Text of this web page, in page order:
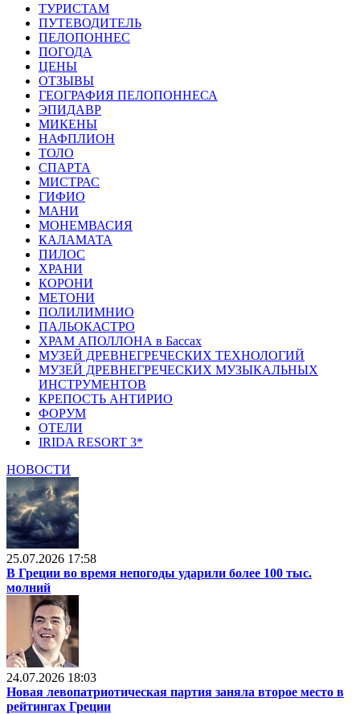
ТУРИСТАМ
ПУТЕВОДИТЕЛЬ
ПЕЛОПОННЕС
ПОГОДА
ЦЕНЫ
ОТЗЫВЫ
ГЕОГРАФИЯ ПЕЛОПОННЕСА
ЭПИДАВР
МИКЕНЫ
НАФПЛИОН
ТОЛО
СПАРТА
МИСТРАС
ГИФИО
МАНИ
МОНЕМВАСИЯ
КАЛАМАТА
ПИЛОС
ХРАНИ
КОРОНИ
МЕТОНИ
ПОЛИЛИМНИО
ПАЛЬОКАСТРО
ХРАМ АПОЛЛОНА в Бассах
МУЗЕЙ ДРЕВНЕГРЕЧЕСКИХ ТЕХНОЛОГИЙ
МУЗЕЙ ДРЕВНЕГРЕЧЕСКИХ МУЗЫКАЛЬНЫХ
ИНСТРУМЕНТОВ
КРЕПОСТЬ АНТИРИО
ФОРУМ
ОТЕЛИ
IRIDA RESORT 3*
НОВОСТИ
25.07.2026 17:58
В Греции во время непогоды ударили более 100 тыс.
молний
24.07.2026 18:03
Новая левопатриотическая партия заняла второе место в
рейтингах Греции